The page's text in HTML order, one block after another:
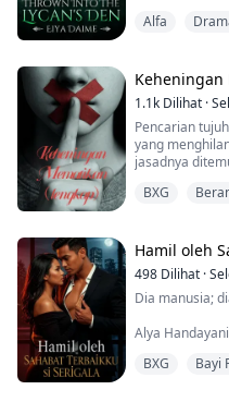
jagain dia dari
berisi air ini.
Dia berkata
pangkuannya
''A-apa ini,
Alfa
Keheningan
1.1k Dilihat ·
Pencarian
yang
jasadnya
ternyata
Namanya
pertama
sama sekali
BXG
Hamil oleh
498 Dilihat ·
Dia manusia;
Alya
pernah tahu
BXG
Bayi